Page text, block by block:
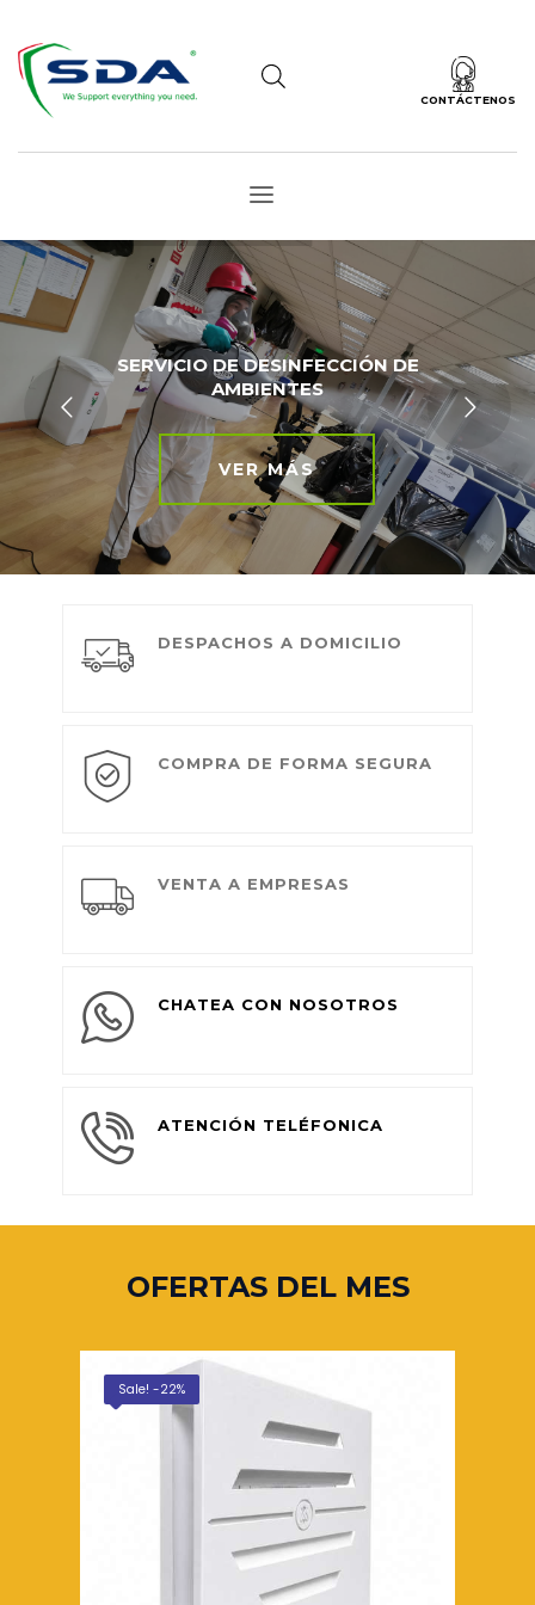
CONTÁCTENOS
SERVICIO DE DESINFECCIÓN DE
AMBIENTES
VER MÁS
DESPACHOS A DOMICILIO
COMPRA DE FORMA SEGURA
VENTA A EMPRESAS
CHATEA CON NOSOTROS
ATENCIÓN TELÉFONICA
OFERTAS DEL MES
Sale! -25%